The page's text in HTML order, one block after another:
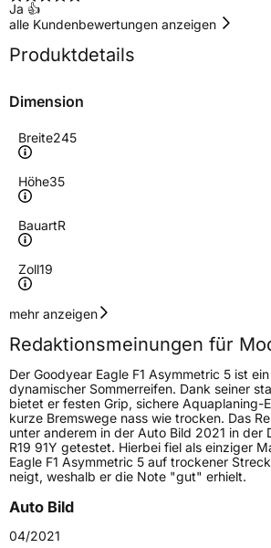
Ja 👍
alle Kundenbewertungen anzeigen
Produktdetails
Dimension
Breite245
Höhe35
BauartR
Zoll19
Geschwindigkeitsindex
Höchstgeschwindigkeit
300 km/h
Lastindex93
Höchstlast650 kg
Gewicht (in kg)11,1 kg
Fahrzeugtyp
mehr anzeigen
Redaktionsmeinungen für
Der Goodyear Eagle F1 Asymmetric 5 ist
dynamischer Sommerreifen. Dank seiner
bietet er festen Grip, sichere Aquaplaning-
kurze Bremswege nass wie trocken. Das
unter anderem in der Auto Bild 2021 in der
R19 91Y getestet. Hierbei fiel als einziger
Eagle F1 Asymmetric 5 auf trockener
neigt, weshalb er die Note "gut" erhielt.
Auto Bild
04/2021